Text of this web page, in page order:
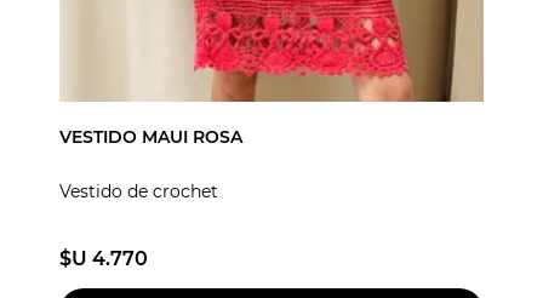
VESTIDO MAUI ROSA
Vestido de crochet
$U 4.770